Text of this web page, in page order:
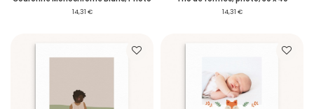
14,31 € 14,31 €